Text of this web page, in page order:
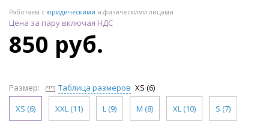
Работаем с юридическими и физическими лицами
Цена за пару включая НДС
850 руб.
Размер: Таблица размеров XS (6)
XS (6)
XXL (11) L (9) M (8) XL (10) S (7)